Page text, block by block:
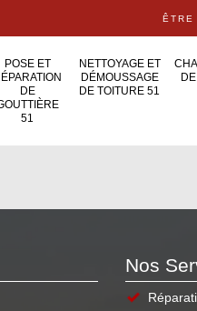
ÊTRE
POSE ET
DE
51
NETTOYAGE ET
DÉMOUSSAGE
DE TOITURE 51
Nos